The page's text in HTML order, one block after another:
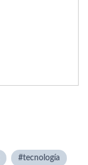
tecnologí­a